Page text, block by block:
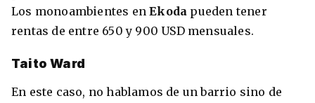
Los monoambientes enEkoda pueden tener
rentas de entre 650 y 900 USD mensuales.
Taito Ward
En este caso, no hablamos de un barrio sino de